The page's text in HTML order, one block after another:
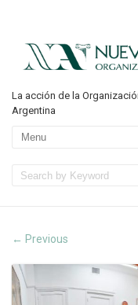
La acción de la
Argentina
← Previous